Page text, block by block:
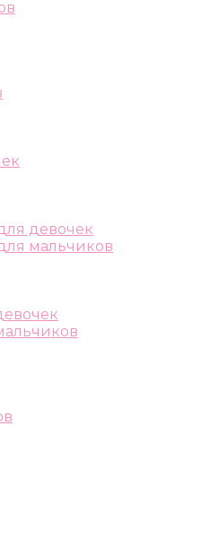
девочек
мальчиков